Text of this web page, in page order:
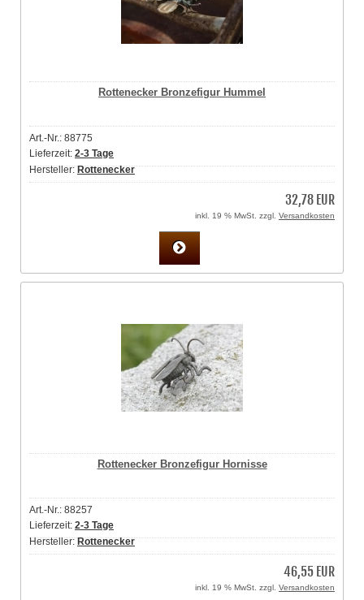
Rottenecker Bronzefigur Hummel
Art.-Nr.: 88775
Lieferzeit: 2-3 Tage
Hersteller:Rottenecker
32,78 EUR
inkl. 19 % MwSt. zzgl. Versandkosten
Rottenecker Bronzefigur Hornisse
Art.-Nr.: 88257
Lieferzeit: 2-3 Tage
Hersteller:Rottenecker
46,55 EUR
inkl. 19 % MwSt. zzgl. Versandkosten